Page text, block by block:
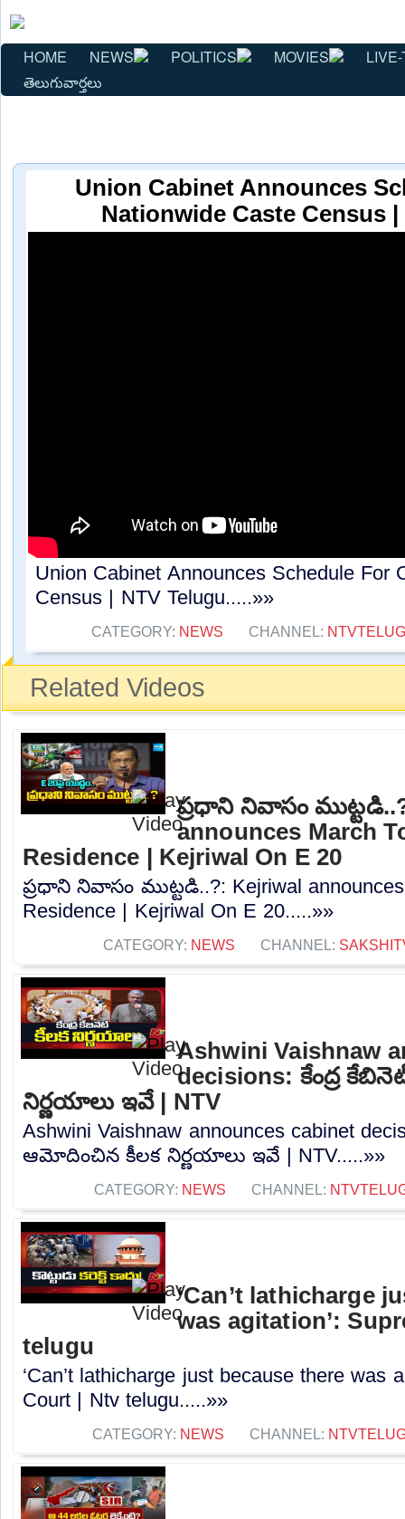
HOME NEWS POLITICS MOVIES
తెలుగువార్తలు
Union Cabinet Announces
Nationwide Caste Census |
Union Cabinet Announces Schedule For
Census | NTV Telugu.....»»
CATEGORY: NEWS CHANNEL:
Related Videos
ప్రధాని నివాసం
announces March
Residence | Kejriwal On E 20
ప్రధాని నివాసం ముట్టడి..?: Kejriwal
Residence | Kejriwal On E 20.....»»
CATEGORY: NEWS CHANNEL:
Ashwini Vaishnaw
decisions: కేంద్ర
నిర్ణయాలు ఇవే | NTV
Ashwini Vaishnaw announces cabinet
ఆమోదించిన కీలక నిర్ణయాలు ఇవే | NTV.....»»
CATEGORY: NEWS CHANNEL:
‘Can’t lathicharge
was agitation’:
telugu
‘Can’t lathicharge just because there was
Court | Ntv telugu.....»»
CATEGORY: NEWS CHANNEL: